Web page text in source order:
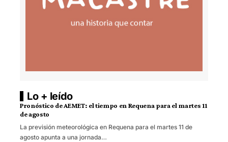
Lo + leído
Pronóstico de AEMET: el tiempo en Requena para el martes 11
de agosto
La previsión meteorológica en Requena para el martes 11 de
agosto apunta a una jornada…